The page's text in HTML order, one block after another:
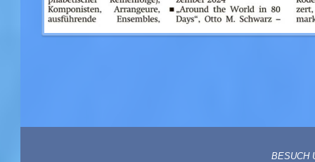
BESUCH